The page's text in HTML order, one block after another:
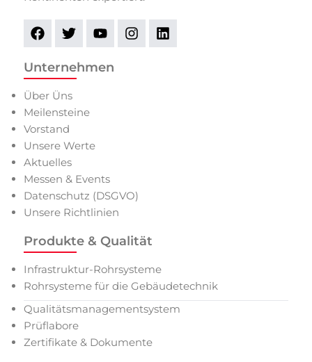
Unternehmen
Über Üns
Meilensteine
Vorstand
Unsere Werte
Aktuelles
Messen & Events
Datenschutz (DSGVO)
Unsere Richtlinien
Produkte & Qualität
Infrastruktur-Rohrsysteme
Rohrsysteme für die Gebäudetechnik
Qualitätsmanagementsystem
Prüflabore
Zertifikate & Dokumente